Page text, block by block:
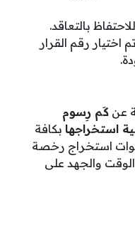
بالتعاقد.
اختيار رقم القرار
عن كَم رِسوم
استخراجها بكافة
استخراج رخصة
الوقت والجهد على